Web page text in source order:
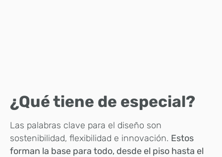
¿Qué tiene de especial?
Las palabras clave para el diseño son
sostenibilidad, flexibilidad e innovación. Estos
forman la base para todo, desde el piso hasta el